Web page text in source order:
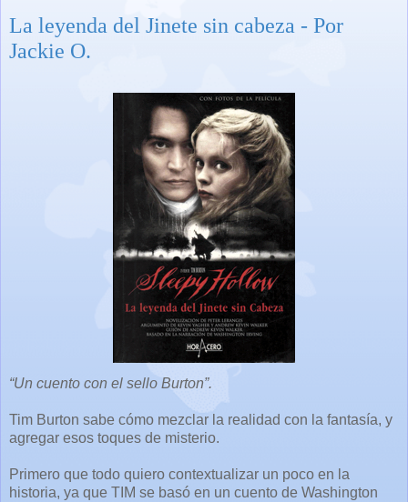
La leyenda del Jinete sin cabeza - Por
Jackie O.
“Un cuento con el sello Burton”.
Tim Burton sabe cómo mezclar la realidad con la fantasía, y
agregar esos toques de misterio.
Primero que todo quiero contextualizar un poco en la
historia, ya que TIM se basó en un cuento de Washington